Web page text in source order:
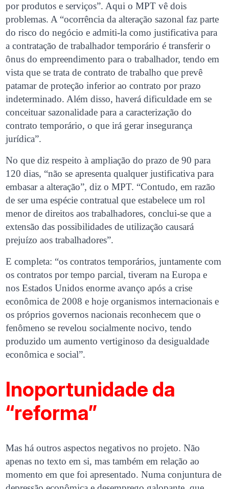
por produtos e serviços”. Aqui o MPT vê dois
problemas. A “ocorrência da alteração sazonal faz parte
do risco do negócio e admiti-la como justificativa para
a contratação de trabalhador temporário é transferir o
ônus do empreendimento para o trabalhador, tendo em
vista que se trata de contrato de trabalho que prevê
patamar de proteção inferior ao contrato por prazo
indeterminado. Além disso, haverá dificuldade em se
conceituar sazonalidade para a caracterização do
contrato temporário, o que irá gerar insegurança
jurídica”.
No que diz respeito à ampliação do prazo de 90 para
120 dias, “não se apresenta qualquer justificativa para
embasar a alteração”, diz o MPT. “Contudo, em razão
de ser uma espécie contratual que estabelece um rol
menor de direitos aos trabalhadores, conclui-se que a
extensão das possibilidades de utilização causará
prejuízo aos trabalhadores”.
E completa: “os contratos temporários, juntamente com
os contratos por tempo parcial, tiveram na Europa e
nos Estados Unidos enorme avanço após a crise
econômica de 2008 e hoje organismos internacionais e
os próprios governos nacionais reconhecem que o
fenômeno se revelou socialmente nocivo, tendo
produzido um aumento vertiginoso da desigualdade
econômica e social”.
Inoportunidade da
“reforma”
Mas há outros aspectos negativos no projeto. Não
apenas no texto em si, mas também em relação ao
momento em que foi apresentado. Numa conjuntura de